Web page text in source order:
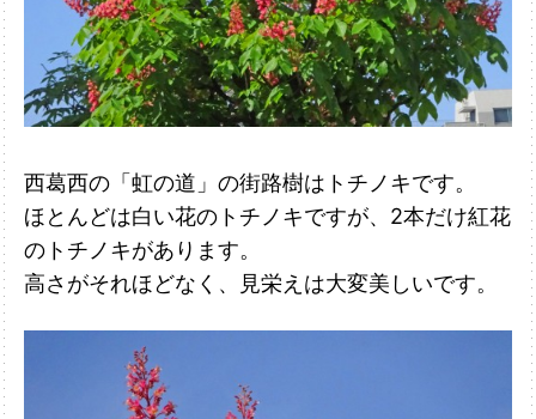
西葛西の「虹の道」の街路樹はトチノキです。
ほとんどは白い花のトチノキですが、2本だけ紅花
のトチノキがあります。
高さがそれほどなく、見栄えは大変美しいです。